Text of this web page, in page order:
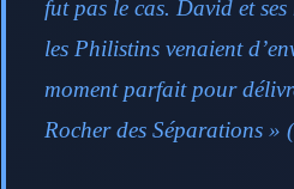
fut pas le cas. David et
les Philistins venaient
moment parfait pour
Rocher des Séparations »